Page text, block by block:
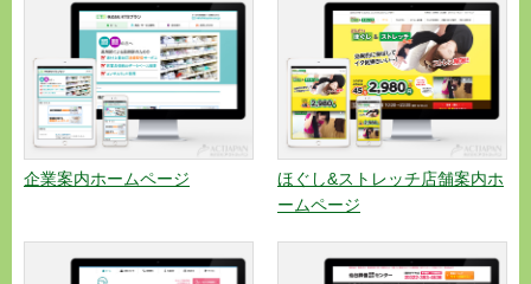
企業案内ホームページ
ほぐし&ストレッチ店舗案内ホ
ームページ